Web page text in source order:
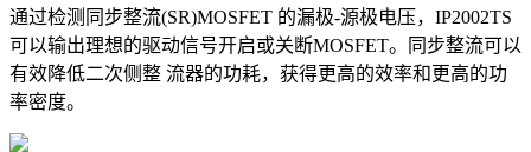
通过检测同步整流(SR)MOSFET 的漏极-源极电压，IP2002TS
可以输出理想的驱动信号开启或关断MOSFET。同步整流可以
有效降低二次侧整 流器的功耗，获得更高的效率和更高的功
率密度。